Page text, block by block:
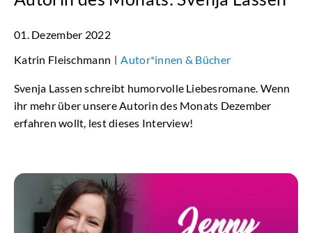
01. Dezember 2022
Katrin Fleischmann | Autor*innen & Bücher
Svenja Lassen schreibt humorvolle Liebesromane. Wenn
ihr mehr über unsere Autorin des Monats Dezember
erfahren wollt, lest dieses Interview!